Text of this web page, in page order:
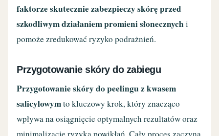
faktorze skutecznie zabezpieczy skórę przed
szkodliwym działaniem promieni słonecznych i
pomoże zredukować ryzyko podrażnień.
Przygotowanie skóry do zabiegu
Przygotowanie skóry do peelingu z kwasem
salicylowymto kluczowy krok, który znacząco
wpływa na osiągnięcie optymalnych rezultatów oraz
minimalizację ryzyka powikłań. Cały proces zaczyna